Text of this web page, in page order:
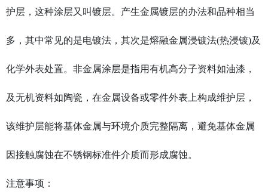
护层，这种涂层又叫镀层。产生金属镀层的办法和品种相当
多，其中常见的是电镀法，其次是熔融金属浸镀法(热浸镀)及
化学外表处置。非金属涂层是指用有机高分子资料如油漆，
及无机资料如陶瓷，在金属设备或零件外表上构成维护层，
该维护层能将基体金属与环境介质完整隔离，避免基体金属
因接触腐蚀在不锈钢标准件介质而形成腐蚀。
注意事项：